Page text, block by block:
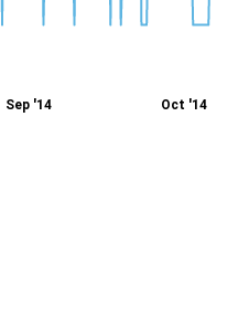
Sep '14 Oct '14